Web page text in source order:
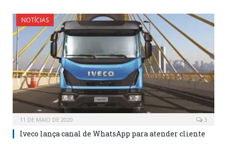
NOTÍCIAS
11 DE MAIO DE 2020 3
Iveco lança canal de WhatsApp para atender cliente